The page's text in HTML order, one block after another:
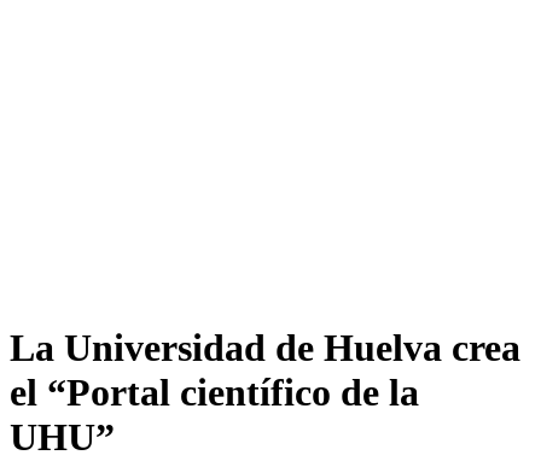
La Universidad de Huelva crea
el “Portal científico de la
UHU”